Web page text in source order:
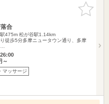
お気に入
りに追加
合
475m 松が谷駅1.14km
徒歩5分多摩ニュータウン通り、多摩
～
マッサージ